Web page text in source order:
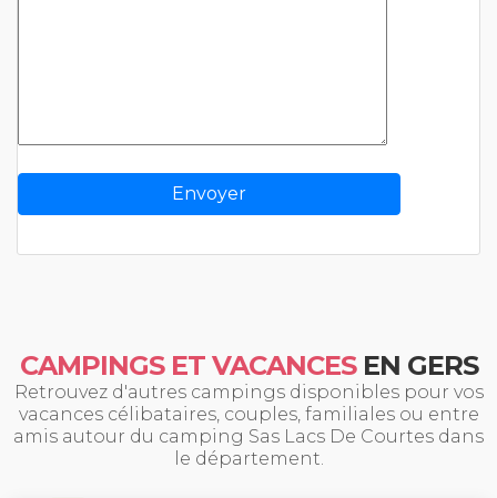
CAMPINGS ET VACANCESEN GERS
Retrouvez d'autres campings disponibles pour vos
vacances célibataires, couples, familiales ou entre
amis autour du camping Sas Lacs De Courtes dans
le département.